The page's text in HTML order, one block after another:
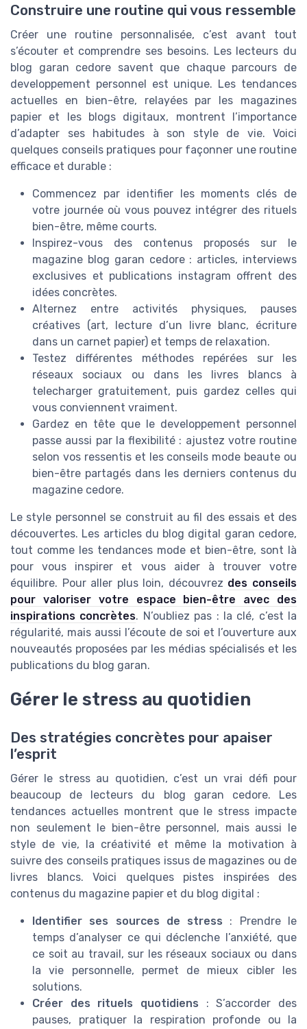
Construire une routine qui vous ressemble
Créer une routine personnalisée, c’est avant tout
s’écouter et comprendre ses besoins. Les lecteurs du
blog garan cedore savent que chaque parcours de
developpement personnel est unique. Les tendances
actuelles en bien-être, relayées par les magazines
papier et les blogs digitaux, montrent l’importance
d’adapter ses habitudes à son style de vie. Voici
quelques conseils pratiques pour façonner une routine
efficace et durable :
Commencez par identifier les moments clés de
votre journée où vous pouvez intégrer des rituels
bien-être, même courts.
Inspirez-vous des contenus proposés sur le
magazine blog garan cedore : articles, interviews
exclusives et publications instagram offrent des
idées concrètes.
Alternez entre activités physiques, pauses
créatives (art, lecture d’un livre blanc, écriture
dans un carnet papier) et temps de relaxation.
Testez différentes méthodes repérées sur les
réseaux sociaux ou dans les livres blancs à
telecharger gratuitement, puis gardez celles qui
vous conviennent vraiment.
Gardez en tête que le developpement personnel
passe aussi par la flexibilité : ajustez votre routine
selon vos ressentis et les conseils mode beaute ou
bien-être partagés dans les derniers contenus du
magazine cedore.
Le style personnel se construit au fil des essais et des
découvertes. Les articles du blog digital garan cedore,
tout comme les tendances mode et bien-être, sont là
pour vous inspirer et vous aider à trouver votre
équilibre. Pour aller plus loin, découvrez des conseils
pour valoriser votre espace bien-être avec des
inspirations concrètes. N’oubliez pas : la clé, c’est la
régularité, mais aussi l’écoute de soi et l’ouverture aux
nouveautés proposées par les médias spécialisés et les
publications du blog garan.
Gérer le stress au quotidien
Des stratégies concrètes pour apaiser
l’esprit
Gérer le stress au quotidien, c’est un vrai défi pour
beaucoup de lecteurs du blog garan cedore. Les
tendances actuelles montrent que le stress impacte
non seulement le bien-être personnel, mais aussi le
style de vie, la créativité et même la motivation à
suivre des conseils pratiques issus de magazines ou de
livres blancs. Voici quelques pistes inspirées des
contenus du magazine papier et du blog digital :
Identifier ses sources de stress : Prendre le
temps d’analyser ce qui déclenche l’anxiété, que
ce soit au travail, sur les réseaux sociaux ou dans
la vie personnelle, permet de mieux cibler les
solutions.
Créer des rituels quotidiens : S’accorder des
pauses, pratiquer la respiration profonde ou la